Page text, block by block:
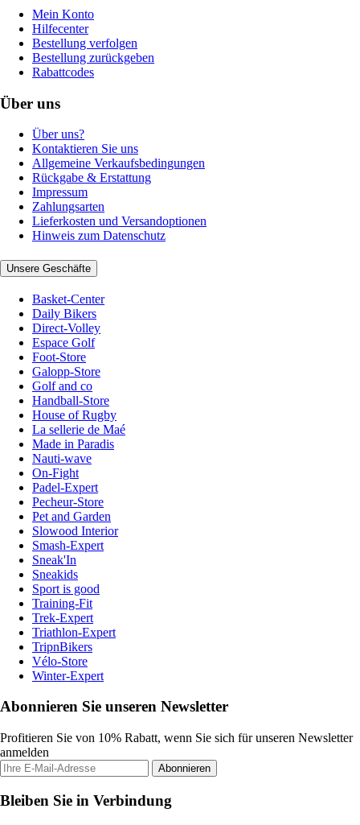
Mein Konto
Hilfecenter
Bestellung verfolgen
Bestellung zurückgeben
Rabattcodes
Über uns
Über uns?
Kontaktieren Sie uns
Allgemeine Verkaufsbedingungen
Rückgabe & Erstattung
Impressum
Zahlungsarten
Lieferkosten und Versandoptionen
Hinweis zum Datenschutz
Unsere Geschäfte
Basket-Center
Daily Bikers
Direct-Volley
Espace Golf
Foot-Store
Galopp-Store
Golf and co
Handball-Store
House of Rugby
La sellerie de Maé
Made in Paradis
Nauti-wave
On-Fight
Padel-Expert
Pecheur-Store
Pet and Garden
Slowood Interior
Smash-Expert
Sneak'In
Sneakids
Sport is good
Training-Fit
Trek-Expert
Triathlon-Expert
TripnBikers
Vélo-Store
Winter-Expert
Abonnieren Sie unseren Newsletter
Profitieren Sie von 10% Rabatt, wenn Sie sich für unseren Newsletter
anmelden
Abonnieren
Bleiben Sie in Verbindung